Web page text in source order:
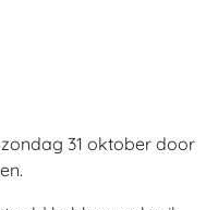
31 oktober door